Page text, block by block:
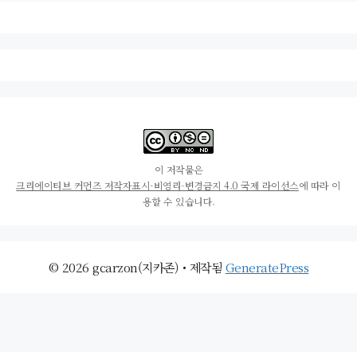
이 저작물은
크리에이티브 커먼즈 저작자표시-비영리-변경금지 4.0 국제 라이선스에 따라 이
용할 수 있습니다.
© 2026 gcarzon(지카존) • 제작됨 GeneratePress